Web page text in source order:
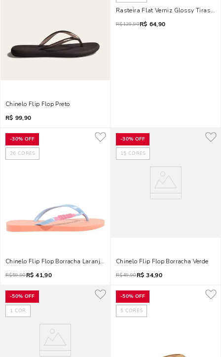
Chinelo Flip Flop Preto
R$ 99,90
Rasteira Flat Verniz Glossy Tiras
R$129,90R$ 64,90
-30% OFF
26 CORES
Chinelo Flip Flop Borracha Laranja Bico Redondo Tira Colorida
R$59,90R$ 41,90
-30% OFF
15 CORES
Chinelo Flip Flop Borracha Verde
R$49,90R$ 34,90
-50% OFF
1 COR
-50% OFF
5 CORES